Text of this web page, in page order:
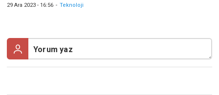
29 Ara 2023 - 16:56 - Teknoloji